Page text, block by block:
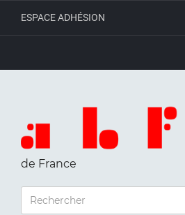
ESPACE ADHÉSION
de France
RECHERCHER